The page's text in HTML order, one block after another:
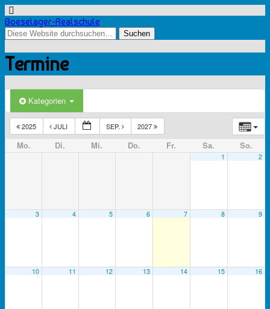
Boeselager-Realschule
Termine
Kategorien
2025 JULI SEP. 2027
Mo. Di. Mi. Do. Fr. Sa. So.
1 2
3 4 5 6 7 8 9
10 11 12 13 14 15 16